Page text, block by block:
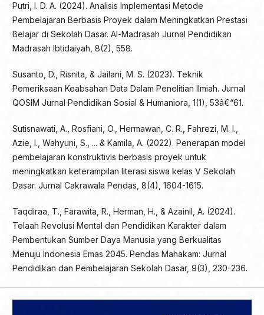
Putri, I. D. A. (2024). Analisis Implementasi Metode
Pembelajaran Berbasis Proyek dalam Meningkatkan Prestasi
Belajar di Sekolah Dasar. Al-Madrasah Jurnal Pendidikan
Madrasah Ibtidaiyah, 8(2), 558.
Susanto, D., Risnita, & Jailani, M. S. (2023). Teknik
Pemeriksaan Keabsahan Data Dalam Penelitian Ilmiah. Jurnal
QOSIM Jurnal Pendidikan Sosial & Humaniora, 1(1), 53â€“61.
Sutisnawati, A., Rosfiani, O., Hermawan, C. R., Fahrezi, M. I.,
Azie, I., Wahyuni, S., ... & Kamila, A. (2022). Penerapan model
pembelajaran konstruktivis berbasis proyek untuk
meningkatkan keterampilan literasi siswa kelas V Sekolah
Dasar. Jurnal Cakrawala Pendas, 8(4), 1604-1615.
Taqdiraa, T., Farawita, R., Herman, H., & Azainil, A. (2024).
Telaah Revolusi Mental dan Pendidikan Karakter dalam
Pembentukan Sumber Daya Manusia yang Berkualitas
Menuju Indonesia Emas 2045. Pendas Mahakam: Jurnal
Pendidikan dan Pembelajaran Sekolah Dasar, 9(3), 230-236.